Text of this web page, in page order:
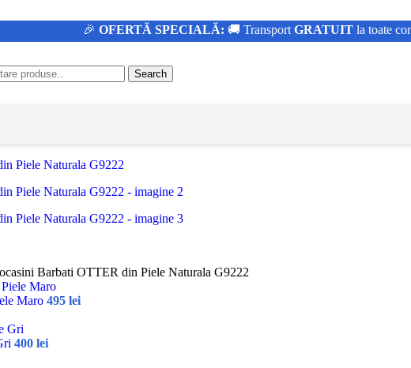
🎉 OFERTĂ SPECIALĂ: 🚚 Transport GRATUIT la toate
Search
Barbati OTTER din Piele Naturala G9222
Maro 495 lei
400 lei